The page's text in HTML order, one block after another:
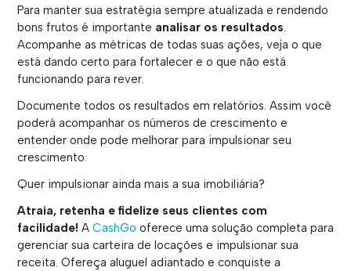
Para manter sua estratégia sempre atualizada e rendendo
bons frutos é importante analisar os resultados.
Acompanhe as métricas de todas suas ações, veja o que
está dando certo para fortalecer e o que não está
funcionando para rever.
Documente todos os resultados em relatórios. Assim você
poderá acompanhar os números de crescimento e
entender onde pode melhorar para impulsionar seu
crescimento.
Quer impulsionar ainda mais a sua imobiliária?
Atraia, retenha e fidelize seus clientes com
facilidade! A CashGo oferece uma solução completa para
gerenciar sua carteira de locações e impulsionar sua
receita. Ofereça aluguel adiantado e conquiste a